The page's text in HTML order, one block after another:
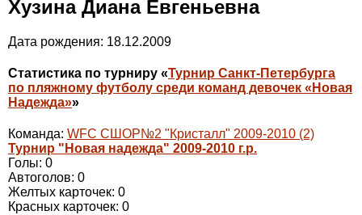
Хузина Диана Евгеньевна
Дата рождения: 18.12.2009
Статистика по турниру «Турнир Санкт-Петербурга
по пляжному футболу среди команд девочек «Новая
Надежда»»
Команда: WFC СШОР№2 "Кристалл" 2009-2010 (2)
Турнир "Новая надежда" 2009-2010 г.р.
Голы: 0
Автоголов: 0
Желтых карточек: 0
Красных карточек: 0